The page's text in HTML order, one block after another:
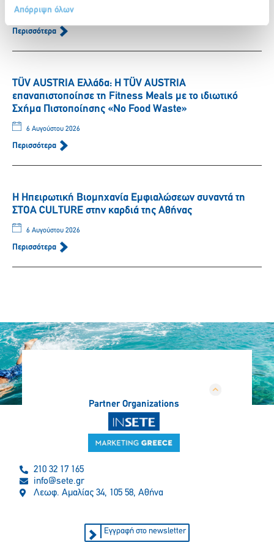
Απόρριψη όλων
6 Αυγούστου 2026
Περισσότερα
TÜV AUSTRIA Ελλάδα: Η TÜV AUSTRIA
επαναπιστοποίησε τη Fitness Meals με το ιδιωτικό
Σχήμα Πιστοποίησης «No Food Waste»
6 Αυγούστου 2026
Περισσότερα
Η Ηπειρωτική Βιομηχανία Εμφιαλώσεων συναντά τη
ΣΤΟΑ CULTURE στην καρδιά της Αθήνας
6 Αυγούστου 2026
Περισσότερα
Partner Organizations
210 32 17 165
info@sete.gr
Λεωφ. Αμαλίας 34, 105 58, Αθήνα
Εγγραφή στο newsletter